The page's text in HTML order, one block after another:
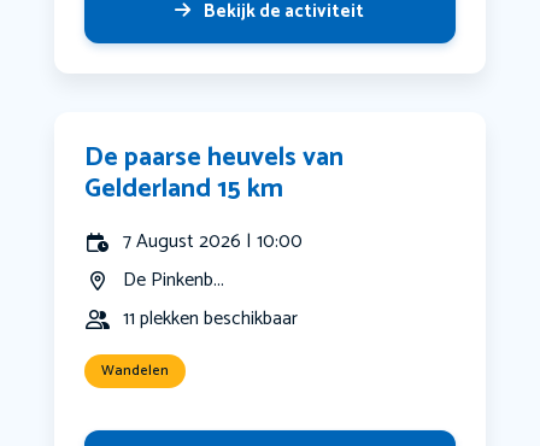
Bekijk de activiteit
De paarse heuvels van
Gelderland 15 km
7 August 2026 | 10:00
De Pinkenb...
11 plekken beschikbaar
Wandelen